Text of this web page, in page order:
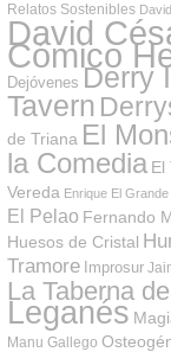
Relatos Sostenibles
David
Cómico
Dejóvenes Derry
Tavern
de Triana El
la Comedia El
Vereda Enrique El Grande
El Pelao Fernando
Huesos de Cristal
Tramore Improsur
La Taberna
Leganés
Manu Gallego